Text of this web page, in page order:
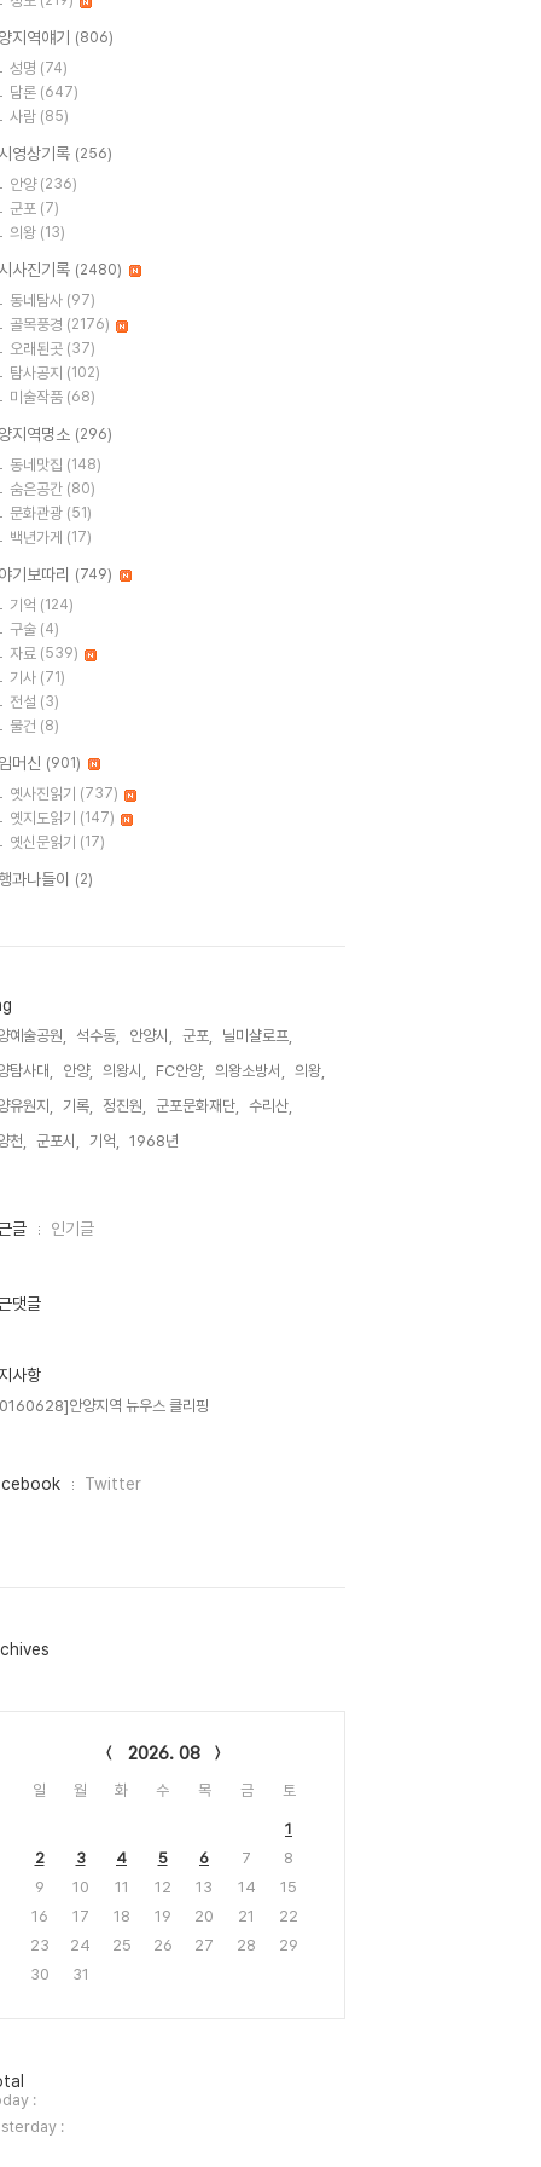
지역얘기 (806)
성명 (74)
담론 (647)
사람 (85)
영상기록 (256)
안양 (236)
군포 (7)
의왕 (13)
사진기록 (2480)
동네탐사 (97)
골목풍경 (2176)
오래된곳 (37)
탐사공지 (102)
미술작품 (68)
지역명소 (296)
동네맛집 (148)
숨은공간 (80)
문화관광 (51)
백년가게 (17)
기보따리 (749)
기억 (124)
구술 (4)
자료 (539)
기사 (71)
전설 (3)
물건 (8)
머신 (901)
옛사진읽기 (737)
옛지도읽기 (147)
옛신문읽기 (17)
과나들이 (2)
예술공원, 석수동, 안양시, 군포,
닐미샬로프,
탐사대,
안양, 의왕시, FC안양, 의왕소방서,
의왕,
유원지,
기록, 정진원, 군포문화재단,
수리산,
천,
군포시, 기억, 1968년,
글 인기글
댓글
사항
안양지역 뉴우스 클리핑
Twitter
2026. 08
일 월 화 수 목 금 토
1
2
3 4 5 6 7
8
9
10 11 12 13 14
15
16
17 18 19 20 21
22
23
24 25 26 27 28
29
30
31
:
: